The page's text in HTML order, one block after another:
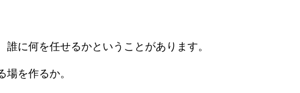
に何を任せるかということがあります。
を作るか。